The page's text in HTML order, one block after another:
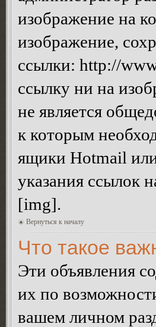
изображение на
изображение,
ссылки: http://
ссылку ни на
не является
к которым
ящики Hotmail
указания ссылок
[img].
Вернуться к началу
Что такое
Эти объявления
их по
вашем личном